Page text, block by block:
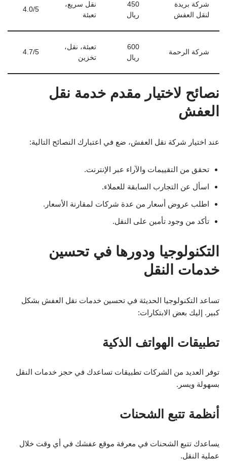
شركة بريدة
لنقل العفش
450
ريال
نقل سريع،
تعبئة
4.0/5
شركة الرحمة
600
ريال
تعبئة، نقل،
تخزين
4.7/5
نصائح لاختيار مقدم خدمة نقل
العفش
عند اختيار شركة نقل العفش، ضع في اعتبارك النصائح التالية:
تحقق من التقييمات والآراء عبر الإنترنت.
اسأل عن التجارب السابقة للعملاء.
اطلب عروض أسعار من عدة شركات لمقارنة الأسعار.
تأكد من وجود تأمين على النقل.
التكنولوجيا ودورها في تحسين
خدمات النقل
تساعد التكنولوجيا الحديثة في تحسين خدمات نقل العفش بشكل
كبير. إليك بعض الابتكارات:
تطبيقات الهواتف الذكية
توفر العديد من الشركات تطبيقات تساعدك في حجز خدمات النقل
بسهولة ويسر.
أنظمة تتبع الشحنات
يساعدك تتبع الشحنات في معرفة موقع عفشك في أي وقت خلال
عملية النقل.